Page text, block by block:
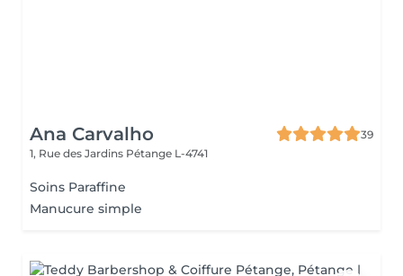
Ana Carvalho
39
1, Rue des Jardins Pétange L-4741
Soins Paraffine
Manucure simple